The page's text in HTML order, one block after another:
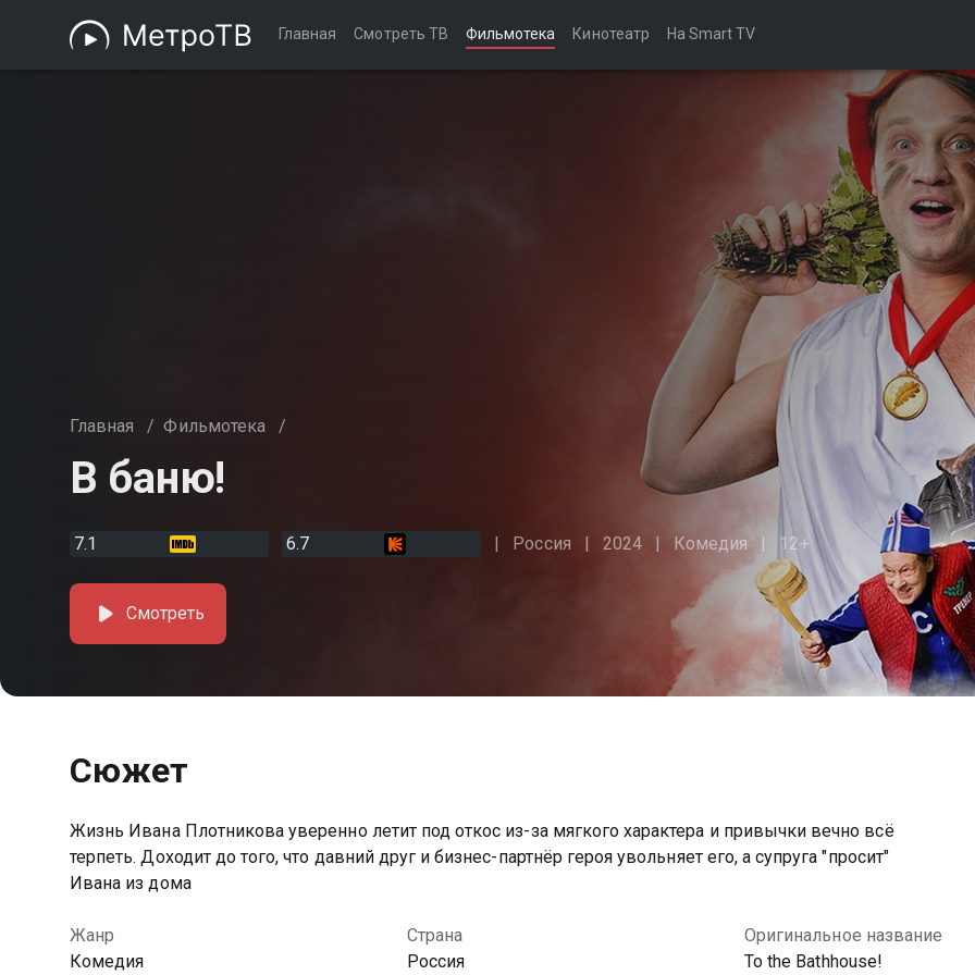
Главная Смотреть ТВ Фильмотека Кинотеатр На Smart TV
Главная / Фильмотека /
В баню!
7.1 6.7 Россия 2024 Комедия 12+
Смотреть
Сюжет
Жизнь Ивана Плотникова уверенно летит под откос из-за мягкого характера и привычки вечно всё
терпеть. Доходит до того, что давний друг и бизнес-партнёр героя увольняет его, а супруга "просит"
Ивана из дома
Жанр
Комедия
Страна
Россия
Оригинальное название
To the Bathhouse!